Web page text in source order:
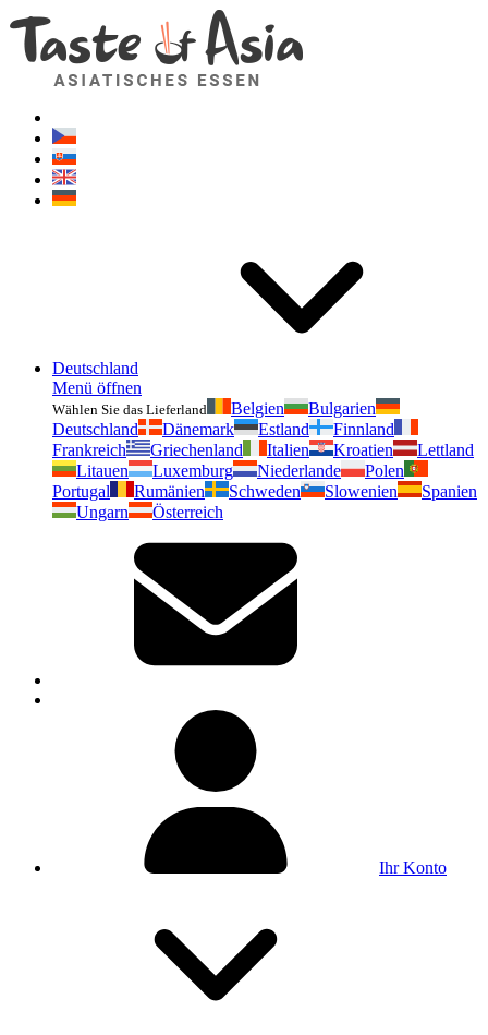
Deutschland
Menü öffnen
Wählen Sie das Lieferland Belgien
Bulgarien
Deutschland
Dänemark Estland
Finnland
Frankreich
Griechenland Italien Kroatien
Lettland
Litauen
Luxemburg Niederlande
Polen
Portugal
Rumänien Schweden Slowenien
Spanien
Ungarn
Österreich
Ihr Konto
Geschmackvonasien.de
Zögern Sie nicht zu fragen. Ich bin für Sie da!